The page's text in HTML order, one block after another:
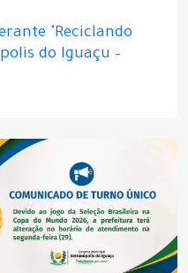
"Reciclando
do Iguaçu –